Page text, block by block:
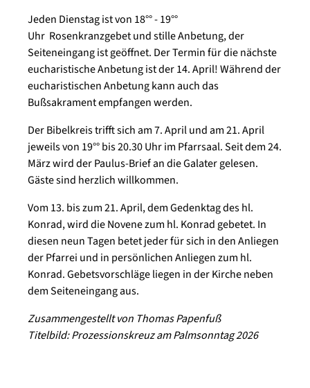
Jeden Dienstag ist von 18°° - 19°°
Uhr Rosenkranzgebet und stille Anbetung, der
Seiteneingang ist geöffnet. Der Termin für die nächste
eucharistische Anbetung ist der 14. April! Während der
eucharistischen Anbetung kann auch das
Bußsakrament empfangen werden.
Der Bibelkreis trifft sich am 7. April und am 21. April
jeweils von 19°° bis 20.30 Uhr im Pfarrsaal. Seit dem 24.
März wird der Paulus-Brief an die Galater gelesen.
Gäste sind herzlich willkommen.
Vom 13. bis zum 21. April, dem Gedenktag des hl.
Konrad, wird die Novene zum hl. Konrad gebetet. In
diesen neun Tagen betet jeder für sich in den Anliegen
der Pfarrei und in persönlichen Anliegen zum hl.
Konrad. Gebetsvorschläge liegen in der Kirche neben
dem Seiteneingang aus.
Zusammengestellt von Thomas Papenfuß
Titelbild: Prozessionskreuz am Palmsonntag 2026